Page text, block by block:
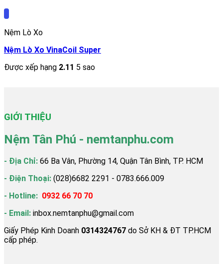
Nệm Lò Xo
Nệm Lò Xo VinaCoil Super
Được xếp hạng 2.11 5 sao
GIỚI THIỆU
Nệm Tân Phú - nemtanphu.com
- Địa Chỉ: 66 Ba Vân, Phường 14, Quận Tân Bình, TP. HCM
- Điện Thoại: (028)6682 2291 - 0783.666.009
- Hotline: 0932 66 70 70
- Email: inbox.nemtanphu@gmail.com
Giấy Phép Kinh Doanh 0314324767 do Sở KH & ĐT TP.HCM
cấp phép.